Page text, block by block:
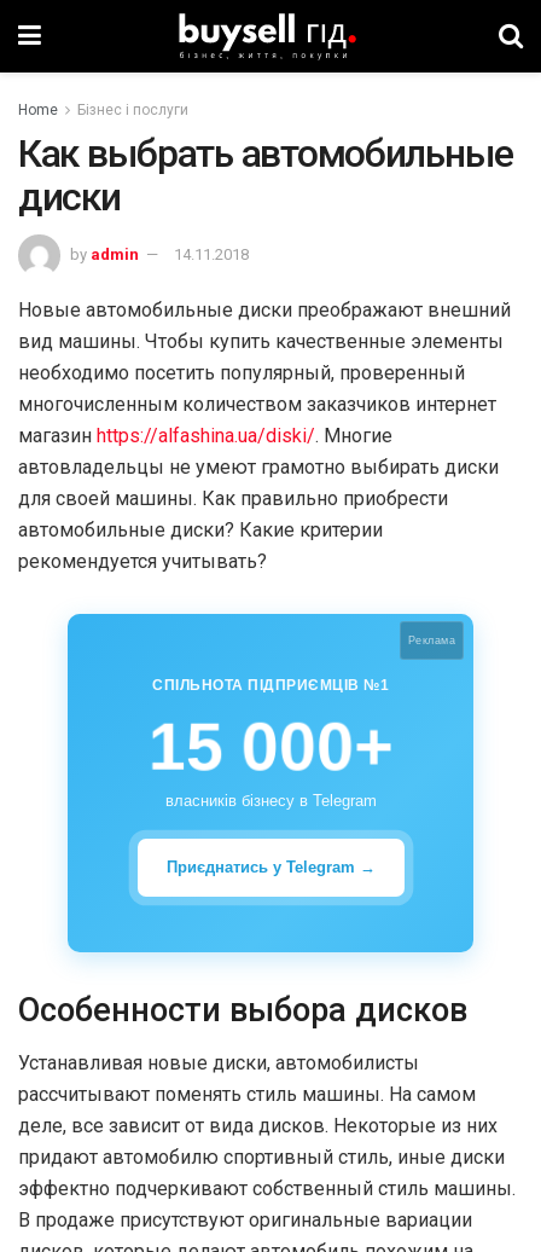
Home Бізнес і послуги
Как выбрать автомобильные
диски
by admin 14.11.2018
Новые автомобильные диски преображают внешний
вид машины. Чтобы купить качественные элементы
необходимо посетить популярный, проверенный
многочисленным количеством заказчиков интернет
магазин https://alfashina.ua/diski/. Многие
автовладельцы не умеют грамотно выбирать диски
для своей машины. Как правильно приобрести
автомобильные диски? Какие критерии
рекомендуется учитывать?
Реклама
СПІЛЬНОТА ПІДПРИЄМЦІВ №1
15 000+
власників бізнесу в Telegram
Приєднатись у Telegram →
Особенности выбора дисков
Устанавливая новые диски, автомобилисты
рассчитывают поменять стиль машины. На самом
деле, все зависит от вида дисков. Некоторые из них
придают автомобилю спортивный стиль, иные диски
эффектно подчеркивают собственный стиль машины.
В продаже присутствуют оригинальные вариации